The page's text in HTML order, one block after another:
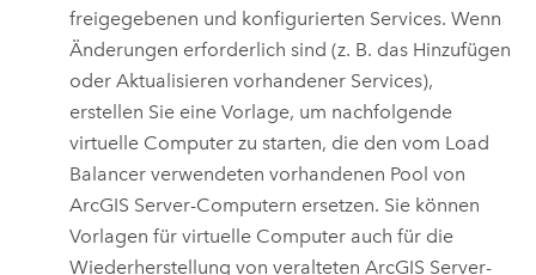
freigegebenen und konfigurierten Services. Wenn
Änderungen erforderlich sind (z. B. das Hinzufügen
oder Aktualisieren vorhandener Services),
erstellen Sie eine Vorlage, um nachfolgende
virtuelle Computer zu starten, die den vom Load
Balancer verwendeten vorhandenen Pool von
ArcGIS Server-Computern ersetzen. Sie können
Vorlagen für virtuelle Computer auch für die
Wiederherstellung von veraltetenArcGIS Server-